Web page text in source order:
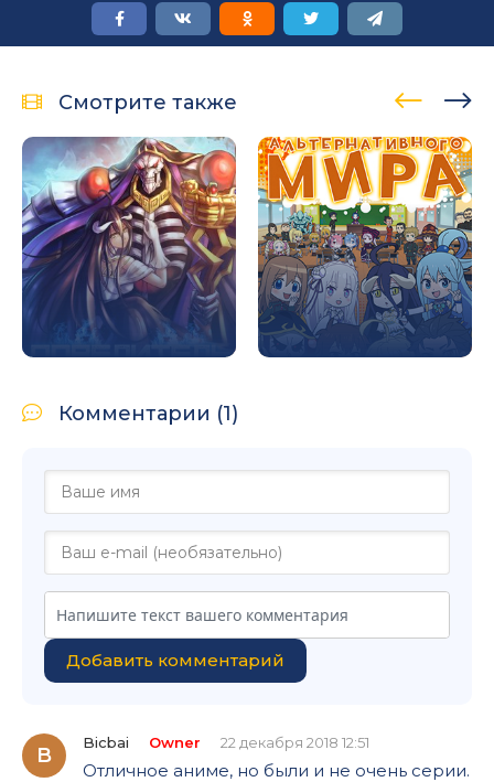
Смотрите также
Комментарии (1)
Добавить комментарий
B
Bicbai Owner 22 декабря 2018 12:51
Отличное аниме, но были и не очень серии.